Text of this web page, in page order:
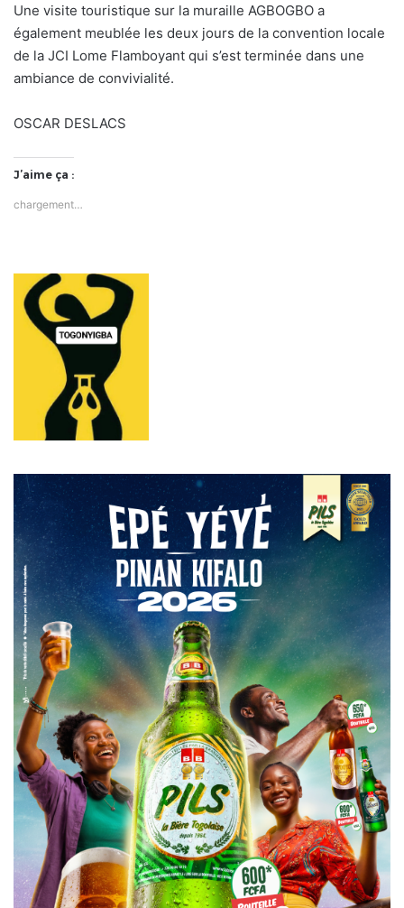
Une visite touristique sur la muraille AGBOGBO a
également meublée les deux jours de la convention locale
de la JCI Lome Flamboyant qui s’est terminée dans une
ambiance de convivialité.
OSCAR DESLACS
J’aime ça :
chargement…